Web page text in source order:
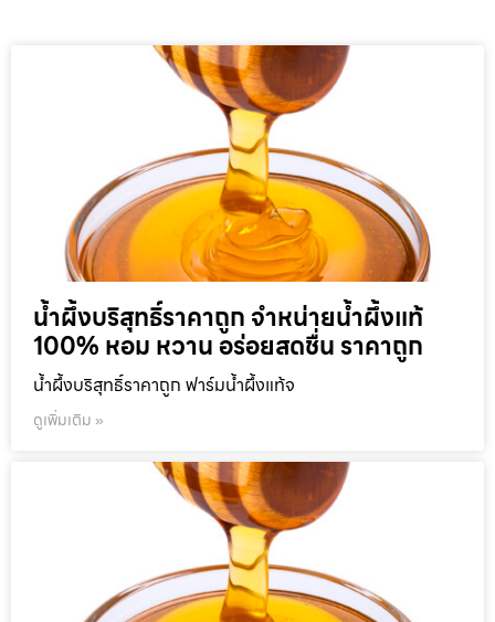
น้ำผึ้งบริสุทธิ์ราคาถูก จำหน่ายน้ำผึ้งแท้
100% หอม หวาน อร่อยสดชื่น ราคาถูก
น้ำผึ้งบริสุทธิ์ราคาถูก ฟาร์มน้ำผึ้งแท้จ
ดูเพิ่มเติม »